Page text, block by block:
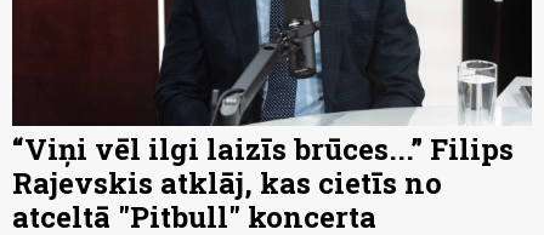
“Viņi vēl ilgi laizīs brūces...” Filips
Rajevskis atklāj, kas cietīs no
atceltā "Pitbull" koncerta